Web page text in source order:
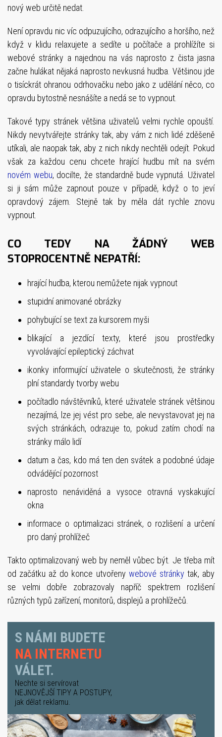
nový web určitě nedat.
Není opravdu nic víc odpuzujícího, odrazujícího a horšího, než
když v klidu relaxujete a sedíte u počítače a prohlížíte si
webové stránky a najednou na vás naprosto z čista jasna
začne hulákat nějaká naprosto nevkusná hudba. Většinou jde
o tisíckrát ohranou odrhovačku nebo jako z udělání něco, co
opravdu bytostně nesnášíte a nedá se to vypnout.
Takové typy stránek většina uživatelů velmi rychle opouští.
Nikdy nevytvářejte stránky tak, aby vám z nich lidé zděšeně
utíkali, ale naopak tak, aby z nich nikdy nechtěli odejít. Pokud
však za každou cenu chcete hrající hudbu mít na svém
novém webu, docilte, že standardně bude vypnutá. Uživatel
si ji sám může zapnout pouze v případě, když o to jeví
opravdový zájem. Stejně tak by měla dát rychle znovu
vypnout.
CO TEDY NA ŽÁDNÝ WEB
STOPROCENTNĚ NEPATŘÍ:
hrající hudba, kterou nemůžete nijak vypnout
stupidní animované obrázky
pohybující se text za kursorem myši
blikající a jezdící texty, které jsou prostředky
vyvolávající epileptický záchvat
ikonky informující uživatele o skutečnosti, že stránky
plní standardy tvorby webu
počítadlo návštěvníků, které uživatele stránek většinou
nezajímá, lze jej vést pro sebe, ale nevystavovat jej na
svých stránkách, odrazuje to, pokud zatím chodí na
stránky málo lidí
datum a čas, kdo má ten den svátek a podobné údaje
odvádějící pozornost
naprosto nenáviděná a vysoce otravná vyskakující
okna
informace o optimalizaci stránek, o rozlišení a určení
pro daný prohlížeč
Takto optimalizovaný web by neměl vůbec být. Je třeba mít
od začátku až do konce utvořeny webové stránky tak, aby
se velmi dobře zobrazovaly napříč spektrem rozlišení
různých typů zařízení, monitorů, displejů a prohlížečů.
S NÁMI BUDETE
NA INTERNETU
VÁLET.
Nechte si servírovat
NEJNOVĚJŠÍ TIPY A POSTUPY,
jak dělat reklamu.